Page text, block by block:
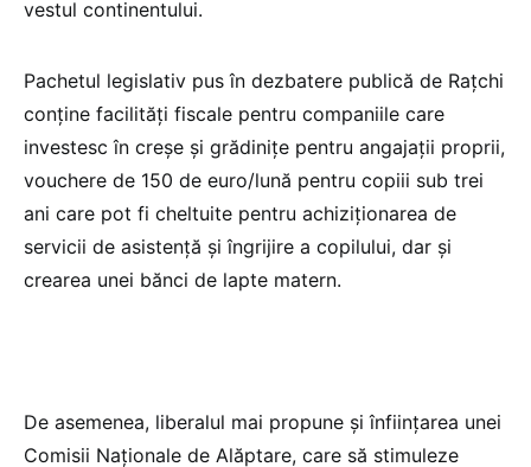
vestul continentului.
Pachetul legislativ pus în dezbatere publică de Rațchi
conține facilități fiscale pentru companiile care
investesc în creșe și grădinițe pentru angajații proprii,
vouchere de 150 de euro/lună pentru copiii sub trei
ani care pot fi cheltuite pentru achiziționarea de
servicii de asistență și îngrijire a copilului, dar și
crearea unei bănci de lapte matern.
De asemenea, liberalul mai propune și înființarea unei
Comisii Naționale de Alăptare, care să stimuleze